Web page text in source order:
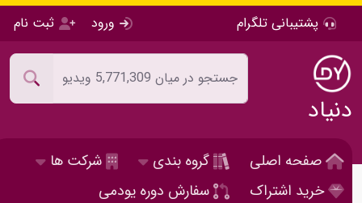
پشتیبانی تلگرام ورود ثبت نام
دنیاد
صفحه اصلی گروه بندی
شرکت ها
خرید اشتراک
سفارش دوره یودمی